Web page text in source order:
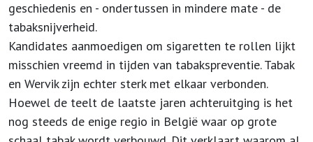
geschiedenis en - ondertussen in mindere mate - de
tabaksnijverheid.
Kandidates aanmoedigen om sigaretten te rollen lijkt
misschien vreemd in tijden van tabakspreventie. Tabak
en Wervik zijn echter sterk met elkaar verbonden.
Hoewel de teelt de laatste jaren achteruitging is het
nog steeds de enige regio in België waar op grote